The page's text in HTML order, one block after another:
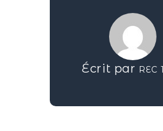
Écrit par REC